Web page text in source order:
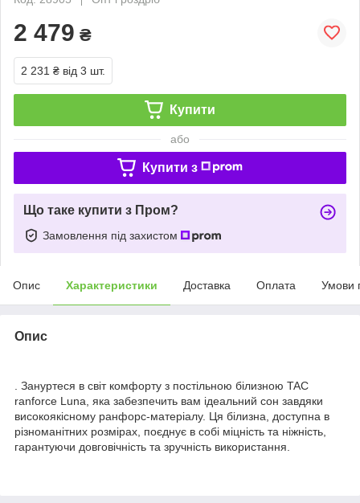
2 479 ₴
2 231 ₴ від 3 шт.
Купити
або
Купити з
Що таке купити з Пром?
Замовлення під захистом
Опис Характеристики Доставка Оплата Умови
Опис
. Зануртеся в світ комфорту з постільною білизною TAC
ranforce Luna, яка забезпечить вам ідеальний сон завдяки
високоякісному ранфорс-матеріалу. Ця білизна, доступна в
різноманітних розмірах, поєднує в собі міцність та ніжність,
гарантуючи довговічність та зручність використання.